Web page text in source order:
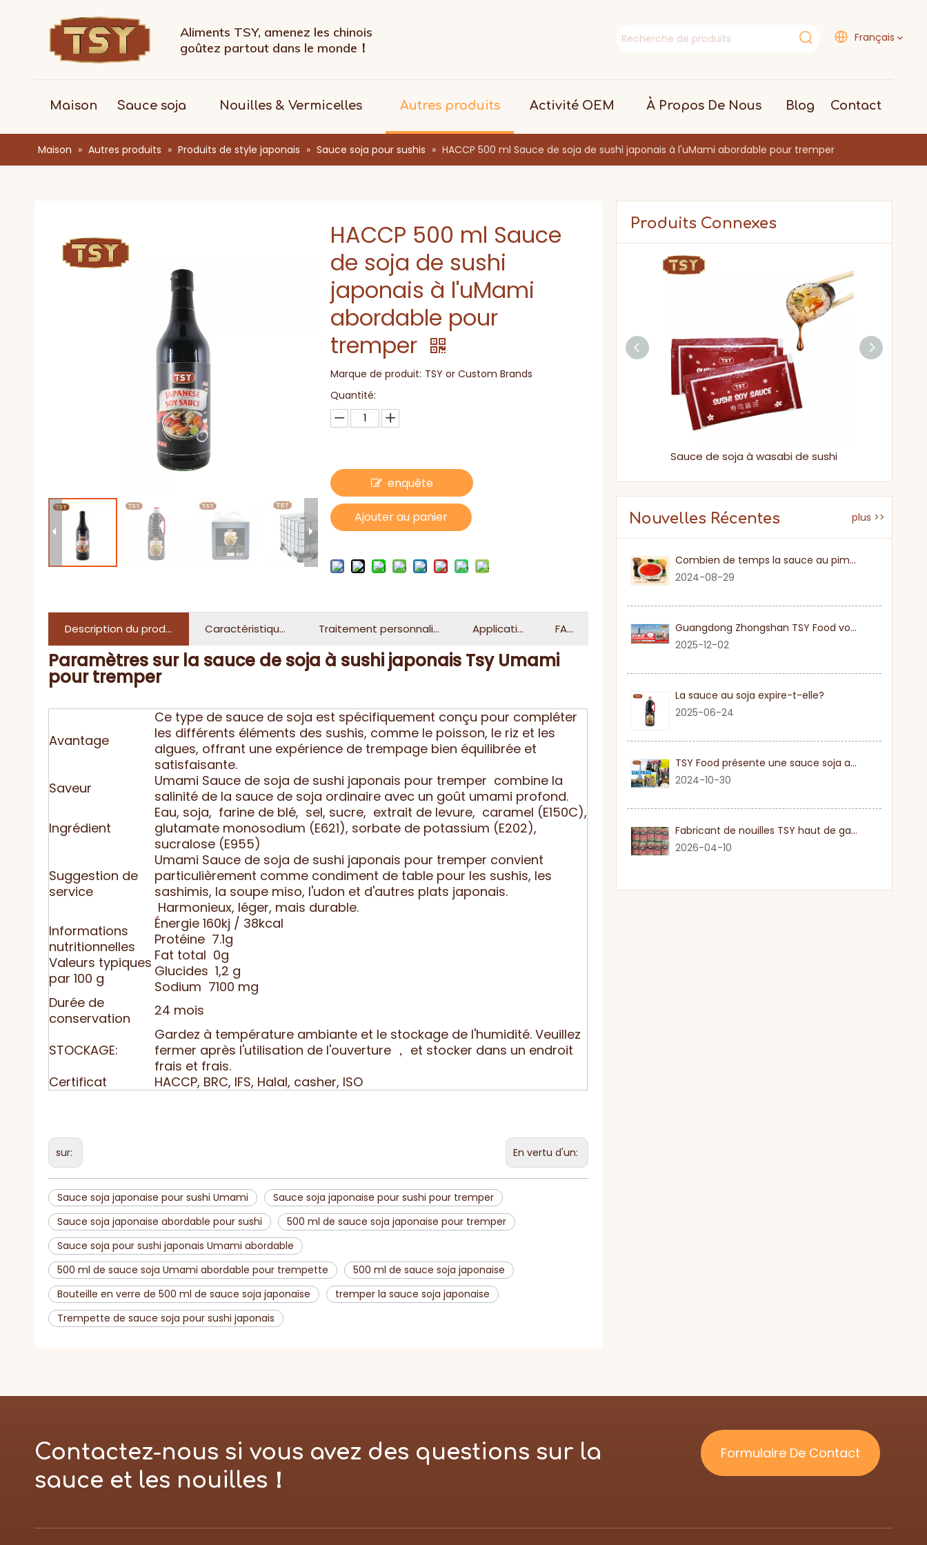
Aliments TSY, amenez les chinois
goûtez partout dans le monde！
Français
Maison Sauce soja Nouilles & Vermicelles Autres produits Activité OEM À Propos De Nous Blog Contact
Maison » Autres produits » Produits de style japonais » Sauce soja pour sushis » HACCP 500 ml Sauce de soja de sushi japonais à l'uMami abordable pour tremper
HACCP 500 ml Sauce
de soja de sushi
japonais à l'uMami
abordable pour
tremper
Marque de produit: TSY or Custom Brands
Quantité:
enquête
Ajouter au panier
Description du produit Caractéristiques Traitement personnalisé Application FAQ
Paramètres sur la sauce de soja à sushi japonais Tsy Umami
pour tremper
Avantage
Ce type de sauce de soja est spécifiquement conçu pour compléter
les différents éléments des sushis, comme le poisson, le riz et les
algues, offrant une expérience de trempage bien équilibrée et
satisfaisante.
Saveur
Umami Sauce de soja de sushi japonais pour tremper combine la
salinité de la sauce de soja ordinaire avec un goût umami profond.
Ingrédient
Eau, soja, farine de blé, sel, sucre, extrait de levure, caramel (E150C),
glutamate monosodium (E621), sorbate de potassium (E202),
sucralose (E955)
Suggestion de
service
Umami Sauce de soja de sushi japonais pour tremper convient
particulièrement comme condiment de table pour les sushis, les
sashimis, la soupe miso, l'udon et d'autres plats japonais.
Harmonieux, léger, mais durable.
Informations
nutritionnelles
Valeurs typiques
par 100 g
Énergie 160kj / 38kcal
Protéine 7.1g
Fat total 0g
Glucides 1,2 g
Sodium 7100 mg
Durée de
conservation
24 mois
STOCKAGE:
Gardez à température ambiante et le stockage de l'humidité. Veuillez
fermer après l'utilisation de l'ouverture ， et stocker dans un endroit
frais et frais.
Certificat
HACCP, BRC, IFS, Halal, casher, ISO
sur: En vertu d'un:
Sauce soja japonaise pour sushi Umami
Sauce soja japonaise pour sushi pour tremper
Sauce soja japonaise abordable pour sushi
500 ml de sauce soja japonaise pour tremper
Sauce soja pour sushi japonais Umami abordable
500 ml de sauce soja Umami abordable pour trempette
500 ml de sauce soja japonaise
Bouteille en verre de 500 ml de sauce soja japonaise
tremper la sauce soja japonaise
Trempette de sauce soja pour sushi japonais
Produits Connexes
Sauce de soja à wasabi de sushi
Nouvelles Récentes plus >>
Combien de temps la sauce au piment sucré
2024-08-29
Guangdong Zhongshan TSY Food vous invite sincèrement à visiter l'exposition Gulfood de Dubaï 2026
2025-12-02
La sauce au soja expire-t-elle?
2025-06-24
TSY Food présente une sauce soja authentique au SIAL PARIS 2024
2024-10-30
Fabricant de nouilles TSY haut de gamme dans le Guangdong
2026-04-10
Contactez-nous si vous avez des questions sur la
sauce et les nouilles！
Formulaire De Contact